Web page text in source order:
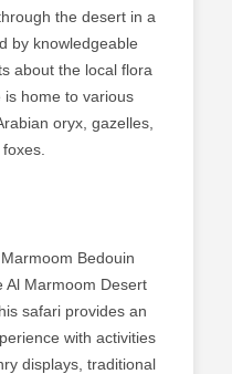
the desert in a
by knowledgeable
about the local flora
home to various
oryx, gazelles,
Bedouin
Al Marmoom Desert
safari provides an
with activities
displays, traditional